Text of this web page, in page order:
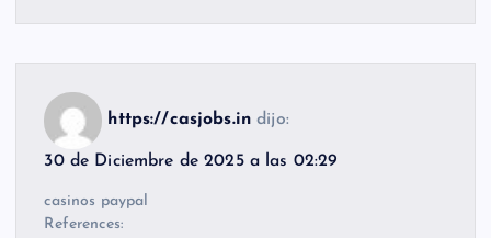
https://casjobs.in dijo:
30 de Diciembre de 2025 a las 02:29
casinos paypal
References: